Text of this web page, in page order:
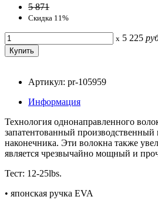
5 871
Скидка 11%
x 5 225
Артикул: pr-105959
Информация
Технология однонаправленного
запатентованный
наконечника. Эти волокна также
является чрезвычайно мощный и
Тест: 12-25lbs.
• японская ручка EVA